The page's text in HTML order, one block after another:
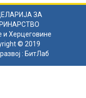
ЗА
и Херцеговине
© 2019
: БитЛаб